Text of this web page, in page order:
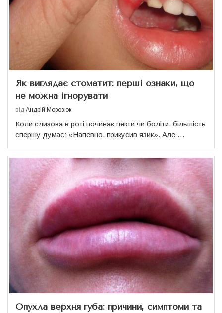
Як виглядає стоматит: перші ознаки, що
не можна ігнорувати
від Андрій Морозюк
Коли слизова в роті починає пекти чи боліти, більшість
спершу думає: «Напевно, прикусив язик». Але …
Опухла верхня губа: причини, симптоми та